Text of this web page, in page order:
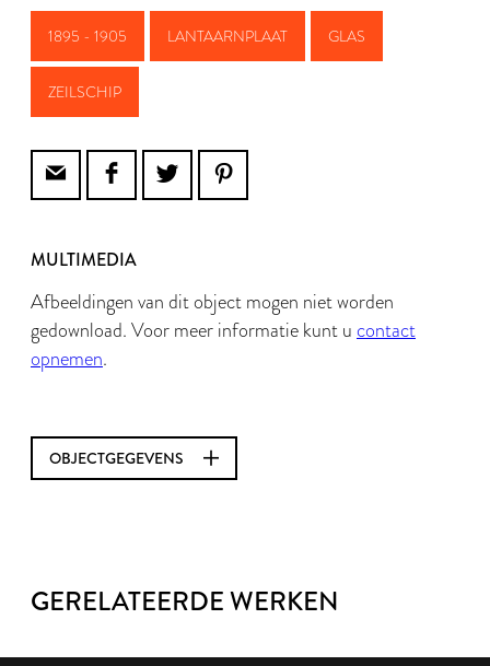
1895 - 1905 LANTAARNPLAAT GLAS
ZEILSCHIP
MULTIMEDIA
Afbeeldingen van dit object mogen niet worden
gedownload. Voor meer informatie kunt u contact
opnemen.
OBJECTGEGEVENS
GERELATEERDE WERKEN